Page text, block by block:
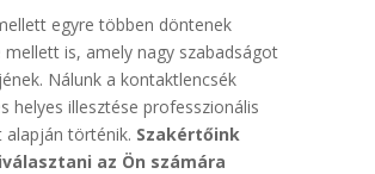
egyre többen döntenek
is, amely nagy szabadságot
Nálunk a kontaktlencsék
helyes illesztése professzionális
alapján történik. Szakértőink
az Ön számára